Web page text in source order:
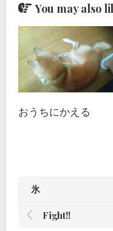
You may also
おうちにかえる
氷
Fight!!